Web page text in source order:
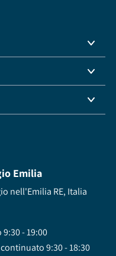
Emilia
nell'Emilia RE, Italia
- 19:00
9:30 - 18:30